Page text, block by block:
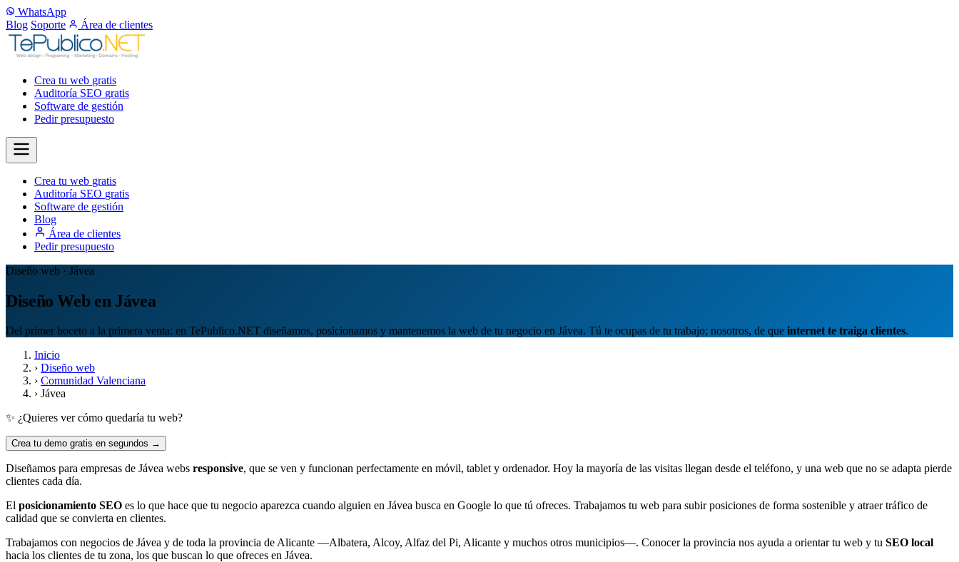
WhatsApp
Blog Soporte Área de clientes
Crea tu web gratis
Auditoría SEO gratis
Software de gestión
Pedir presupuesto
Crea tu web gratis
Auditoría SEO gratis
Software de gestión
Blog
Área de clientes
Pedir presupuesto
Diseño web · Jávea
Diseño Web en Jávea
Del primer boceto a la primera venta: en TePublico.NET diseñamos, posicionamos y mantenemos la web de tu negocio en Jávea. Tú te ocupas de tu trabajo; nosotros, de que internet te traiga clientes.
Inicio
› Diseño web
› Comunidad Valenciana
› Jávea
✨ ¿Quieres ver cómo quedaría tu web?
Crea tu demo gratis en segundos →
Diseñamos para empresas de Jávea webs responsive, que se ven y funcionan perfectamente en móvil, tablet y ordenador. Hoy la mayoría de las visitas llegan desde el teléfono, y una web que no se adapta pierde
clientes cada día.
El posicionamiento SEO es lo que hace que tu negocio aparezca cuando alguien en Jávea busca en Google lo que tú ofreces. Trabajamos tu web para subir posiciones de forma sostenible y atraer tráfico de
calidad que se convierta en clientes.
Trabajamos con negocios de Jávea y de toda la provincia de Alicante —Albatera, Alcoy, Alfaz del Pi, Alicante y muchos otros municipios—. Conocer la provincia nos ayuda a orientar tu web y tu SEO local
hacia los clientes de tu zona, los que buscan lo que ofreces en Jávea.